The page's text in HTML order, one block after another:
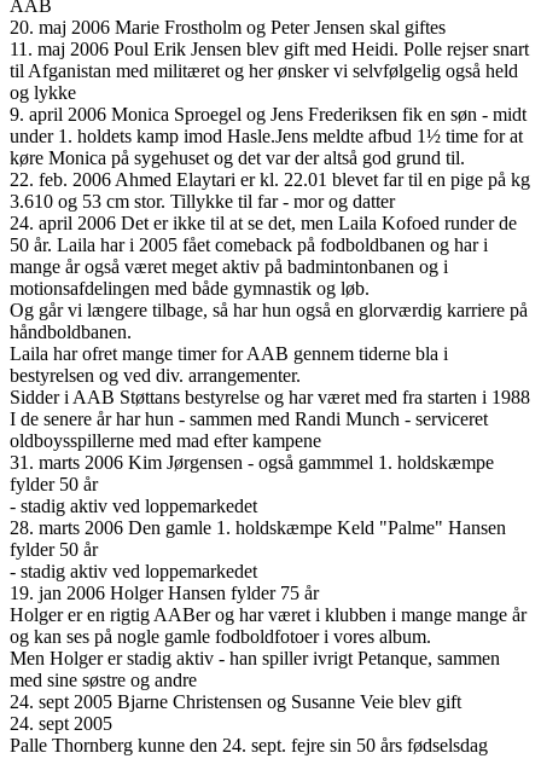
AAB
20. maj 2006 Marie Frostholm og Peter Jensen skal giftes
11. maj 2006 Poul Erik Jensen blev gift med Heidi. Polle rejser snart
til Afganistan med militæret og her ønsker vi selvfølgelig også held
og lykke
9. april 2006 Monica Sproegel og Jens Frederiksen fik en søn - midt
under 1. holdets kamp imod Hasle.Jens meldte afbud 1½ time for at
køre Monica på sygehuset og det var der altså god grund til.
22. feb. 2006 Ahmed Elaytari er kl. 22.01 blevet far til en pige på kg
3.610 og 53 cm stor. Tillykke til far - mor og datter
24. april 2006 Det er ikke til at se det, men Laila Kofoed runder de
50 år. Laila har i 2005 fået comeback på fodboldbanen og har i
mange år også været meget aktiv på badmintonbanen og i
motionsafdelingen med både gymnastik og løb.
Og går vi længere tilbage, så har hun også en glorværdig karriere på
håndboldbanen.
Laila har ofret mange timer for AAB gennem tiderne bla i
bestyrelsen og ved div. arrangementer.
Sidder i AAB Støttans bestyrelse og har været med fra starten i 1988
I de senere år har hun - sammen med Randi Munch - serviceret
oldboysspillerne med mad efter kampene
31. marts 2006 Kim Jørgensen - også gammmel 1. holdskæmpe
fylder 50 år
- stadig aktiv ved loppemarkedet
28. marts 2006 Den gamle 1. holdskæmpe Keld "Palme" Hansen
fylder 50 år
- stadig aktiv ved loppemarkedet
19. jan 2006 Holger Hansen fylder 75 år
Holger er en rigtig AABer og har været i klubben i mange mange år
og kan ses på nogle gamle fodboldfotoer i vores album.
Men Holger er stadig aktiv - han spiller ivrigt Petanque, sammen
med sine søstre og andre
24. sept 2005 Bjarne Christensen og Susanne Veie blev gift
24. sept 2005
Palle Thornberg kunne den 24. sept. fejre sin 50 års fødselsdag